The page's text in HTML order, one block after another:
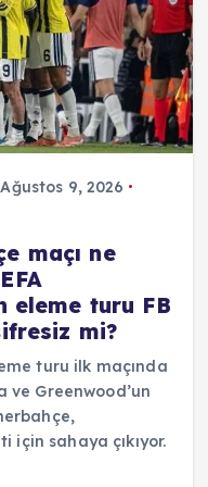
Ağustos 9, 2026
maçı ne
eleme turu FB
mi?
turu ilk maçında
ve Greenwood’un
için sahaya çıkıyor.